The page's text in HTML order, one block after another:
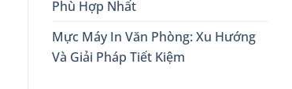
Phù Hợp Nhất
Mực Máy In Văn Phòng: Xu Hướng
Và Giải Pháp Tiết Kiệm